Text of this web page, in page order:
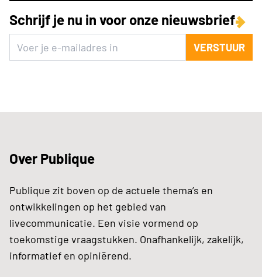
Schrijf je nu in voor onze nieuwsbrief
VERSTUUR
Over Publique
Publique zit boven op de actuele thema’s en
ontwikkelingen op het gebied van
livecommunicatie. Een visie vormend op
toekomstige vraagstukken. Onafhankelijk, zakelijk,
informatief en opiniërend.